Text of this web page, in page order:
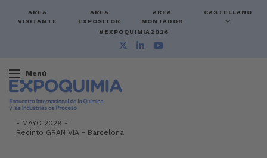
ÁREA
VISITANTE
ÁREA
EXPOSITOR
ÁREA
MONTADOR
CASTELLANO
#EXPOQUIMIA2026
Menú
- MAYO 2029 -
Recinto GRAN VIA - Barcelona